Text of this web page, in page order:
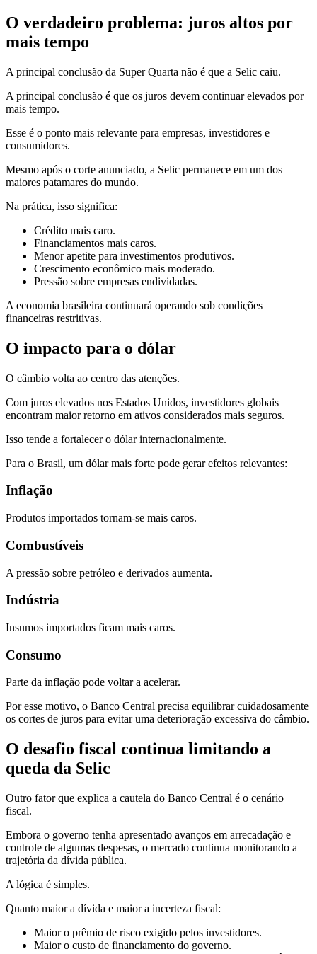
O verdadeiro problema: juros altos por
mais tempo
A principal conclusão da Super Quarta não é que a Selic caiu.
A principal conclusão é que os juros devem continuar elevados por
mais tempo.
Esse é o ponto mais relevante para empresas, investidores e
consumidores.
Mesmo após o corte anunciado, a Selic permanece em um dos
maiores patamares do mundo.
Na prática, isso significa:
Crédito mais caro.
Financiamentos mais caros.
Menor apetite para investimentos produtivos.
Crescimento econômico mais moderado.
Pressão sobre empresas endividadas.
A economia brasileira continuará operando sob condições
financeiras restritivas.
O impacto para o dólar
O câmbio volta ao centro das atenções.
Com juros elevados nos Estados Unidos, investidores globais
encontram maior retorno em ativos considerados mais seguros.
Isso tende a fortalecer o dólar internacionalmente.
Para o Brasil, um dólar mais forte pode gerar efeitos relevantes:
Inflação
Produtos importados tornam-se mais caros.
Combustíveis
A pressão sobre petróleo e derivados aumenta.
Indústria
Insumos importados ficam mais caros.
Consumo
Parte da inflação pode voltar a acelerar.
Por esse motivo, o Banco Central precisa equilibrar cuidadosamente
os cortes de juros para evitar uma deterioração excessiva do câmbio.
O desafio fiscal continua limitando a
queda da Selic
Outro fator que explica a cautela do Banco Central é o cenário
fiscal.
Embora o governo tenha apresentado avanços em arrecadação e
controle de algumas despesas, o mercado continua monitorando a
trajetória da dívida pública.
A lógica é simples.
Quanto maior a dívida e maior a incerteza fiscal:
Maior o prêmio de risco exigido pelos investidores.
Maior o custo de financiamento do governo.